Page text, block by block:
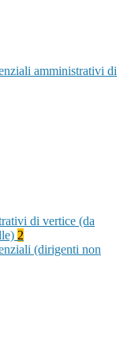
amministrativi di
di vertice (da
2
(dirigenti non